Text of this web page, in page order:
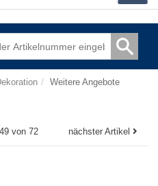
Weitere Angebote
von 72 nächster Artikel